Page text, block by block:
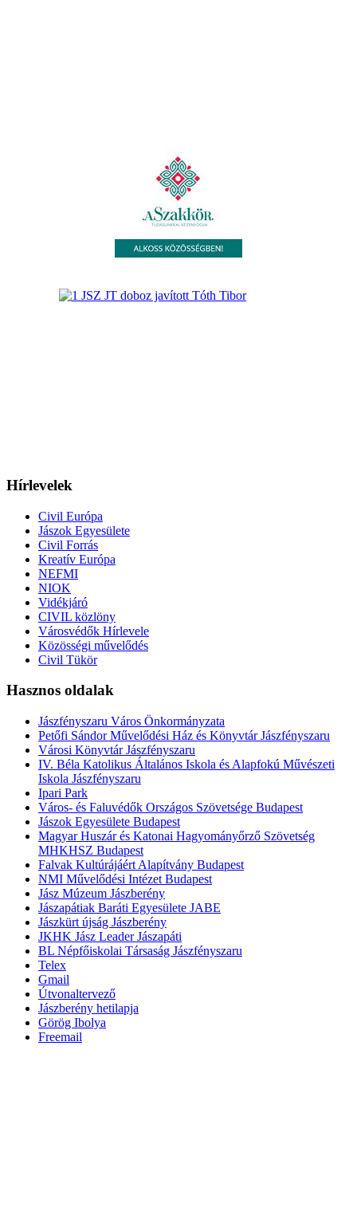
Hírlevelek
Civil Európa
Jászok Egyesülete
Civil Forrás
Kreatív Európa
NEFMI
NIOK
Vidékjáró
CIVIL közlöny
Városvédők Hírlevele
Közösségi művelődés
Civil Tükör
Hasznos oldalak
Jászfényszaru Város Önkormányzata
Petőfi Sándor Művelődési Ház és Könyvtár Jászfényszaru
Városi Könyvtár Jászfényszaru
IV. Béla Katolikus Általános Iskola és Alapfokú Művészeti
Iskola Jászfényszaru
Ipari Park
Város- és Faluvédők Országos Szövetsége Budapest
Jászok Egyesülete Budapest
Magyar Huszár és Katonai Hagyományőrző Szövetség
MHKHSZ Budapest
Falvak Kultúrájáért Alapítvány Budapest
NMI Művelődési Intézet Budapest
Jász Múzeum Jászberény
Jászapátiak Baráti Egyesülete JABE
Jászkürt újság Jászberény
JKHK Jász Leader Jászapáti
BL Népfőiskolai Társaság Jászfényszaru
Telex
Gmail
Útvonaltervező
Jászberény hetilapja
Görög Ibolya
Freemail